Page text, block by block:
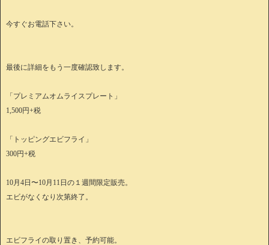
今すぐお電話下さい。
最後に詳細をもう一度確認致します。
「プレミアムオムライスプレート」
1,500円+税
「トッピングエビフライ」
300円+税
10月4日〜10月11日の１週間限定販売。
エビがなくなり次第終了。
エビフライの取り置き、予約可能。